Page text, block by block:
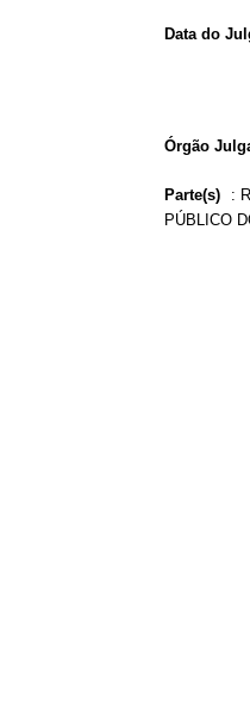
Data do
Órgão
Parte(s) :
PÚBLICO